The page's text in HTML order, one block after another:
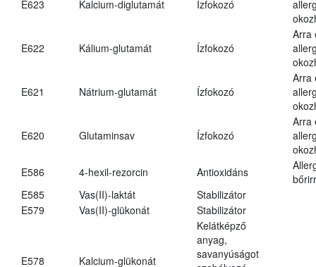
E623 Kalcium-diglutamát Ízfokozó
E622 Kálium-glutamát Ízfokozó
Arra
E621 Nátrium-glutamát Ízfokozó
Arra
E620 Glutaminsav Ízfokozó
Arra
E586
4-hexil-rezorcin Antioxidáns
E585
Vas(II)-laktát
Stabilizátor
E579
Vas(II)-glükonát Stabilizátor
E578 Kalcium-glükonát
Kelátképző
anyag,
savanyúságot